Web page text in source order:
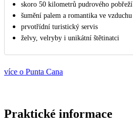
skoro 50 kilometrů pudrového pobřeží
šumění palem a romantika ve vzduchu
prvotřídní turistický servis
želvy, velryby i unikátní štětinatci
více o Punta Cana
Praktické informace